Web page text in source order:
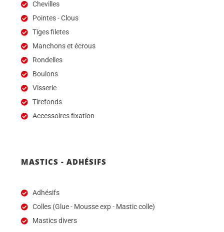
Chevilles
Pointes - Clous
Tiges filetes
Manchons et écrous
Rondelles
Boulons
Visserie
Tirefonds
Accessoires fixation
MASTICS - ADHÉSIFS
Adhésifs
Colles (Glue - Mousse exp - Mastic colle)
Mastics divers